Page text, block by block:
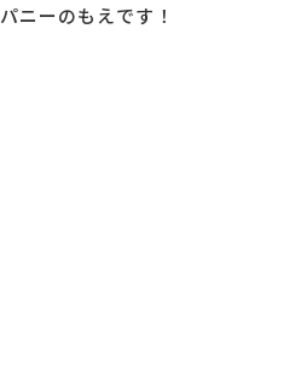
ニーのもえです！